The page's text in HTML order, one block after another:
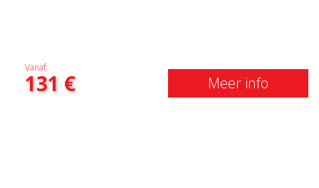
Vanaf:
131 € Meer info